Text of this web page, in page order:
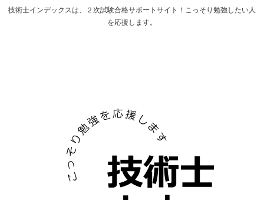
技術士インデックスは、２次試験合格サポートサイト！こっそり勉強したい人
を応援します。